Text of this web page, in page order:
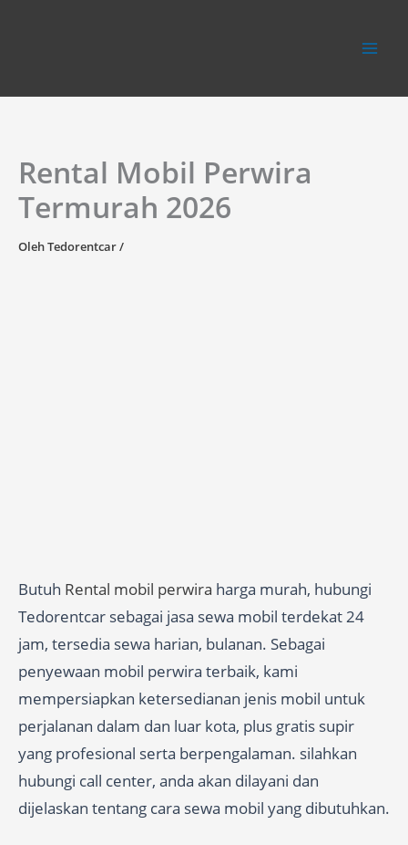
Rental Mobil Perwira
Termurah 2026
OlehTedorentcar/
Butuh Rental mobil perwira harga murah, hubungi
Tedorentcar sebagai jasa sewa mobil terdekat 24
jam, tersedia sewa harian, bulanan. Sebagai
penyewaan mobil perwira terbaik, kami
mempersiapkan ketersedianan jenis mobil untuk
perjalanan dalam dan luar kota, plus gratis supir
yang profesional serta berpengalaman. silahkan
hubungi call center, anda akan dilayani dan
dijelaskan tentang cara sewa mobil yang dibutuhkan.